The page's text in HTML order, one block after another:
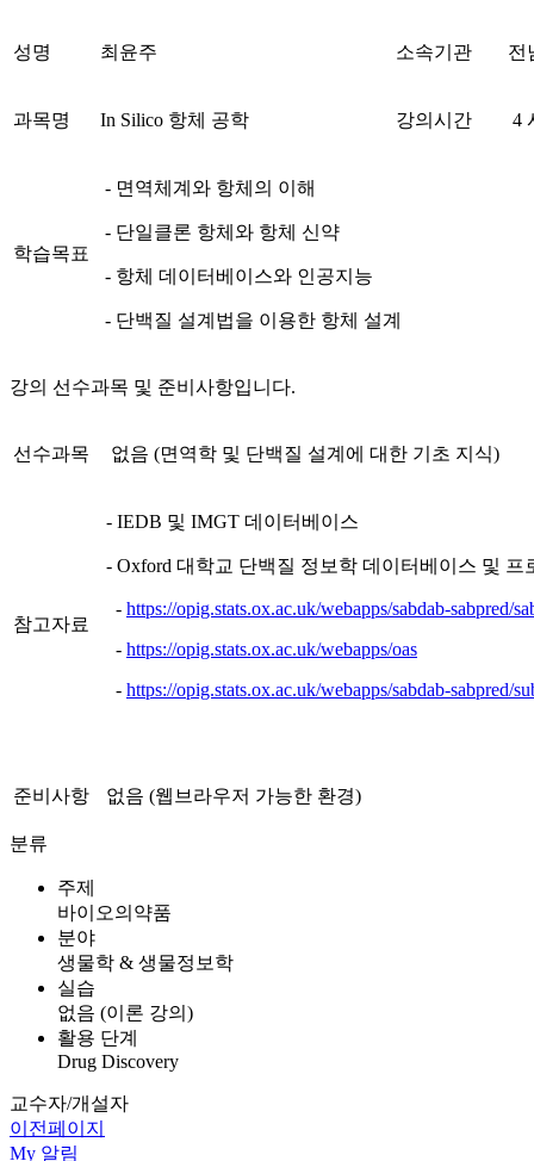
성명 최윤주 소속기관 전
과목명 In Silico 항체 공학 강의시간 4
학습목표
- 면역체계와 항체의 이해
- 단일클론 항체와 항체 신약
- 항체 데이터베이스와 인공지능
- 단백질 설계법을 이용한 항체 설계
강의 선수과목 및 준비사항입니다.
선수과목 없음 (면역학 및 단백질 설계에 대한 기초 지식)
참고자료
- IEDB 및 IMGT 데이터베이스
- Oxford 대학교 단백질 정보학 데이터베이스 및 프
- https://opig.stats.ox.ac.uk/webapps/sabdab-sabpred/
- https://opig.stats.ox.ac.uk/webapps/oas
- https://opig.stats.ox.ac.uk/webapps/sabdab-sabpred/
준비사항 없음 (웹브라우저 가능한 환경)
분류
주제
바이오의약품
분야
생물학 & 생물정보학
실습
없음 (이론 강의)
활용 단계
Drug Discovery
교수자/개설자
이전페이지
My 알림